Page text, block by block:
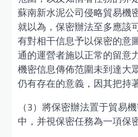
蘇南新水泥公司侵略貿易機
就以為，保密辦法至多應該
有對相干信息予以保密的意
通的運營者施以正常的留意
機密信息傳佈范圍未到達大
仍有存在的意義，因其把持
（3）將保密辦法置于貿易
中，并視保密任務為一項保